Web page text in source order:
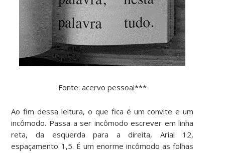
Fonte: acervo pessoal***
Ao fim dessa leitura, o que fica é um convite e um
incômodo. Passa a ser incômodo escrever em linha
reta, da esquerda para a direita, Arial 12,
espaçamento 1,5. É um enorme incômodo as folhas